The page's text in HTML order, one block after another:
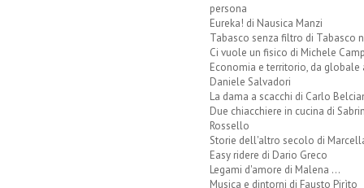
persona
Eureka! di Nausica Manzi
Tabasco senza filtro di Tabasco
Ci vuole un fisico di Michele
Economia e territorio, da globale
Daniele Salvadori
La dama a scacchi di Carlo
Due chiacchiere in cucina di
Rossello
Storie dell'altro secolo di
Easy ridere di Dario Greco
Legami d'amore di Malena ...
Musica e dintorni di Fausto Pirìto